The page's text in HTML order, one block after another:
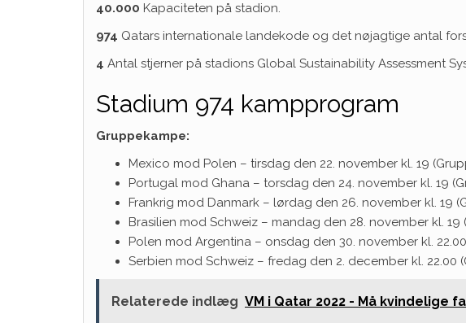
40.000 Kapaciteten på stadion.
974 Qatars internationale landekode og det nøjagtige antal
4 Antal stjerner på stadions Global Sustainability Assessment
Stadium 974 kampprogram
Gruppekampe:
Mexico mod Polen – tirsdag den 22. november kl. 19
Portugal mod Ghana – torsdag den 24. november kl. 19
Frankrig mod Danmark – lørdag den 26. november kl. 19
Brasilien mod Schweiz – mandag den 28. november kl. 19
Polen mod Argentina – onsdag den 30. november kl.
Serbien mod Schweiz – fredag ​​den 2. december kl. 22.00
Relaterede indlæg VM i Qatar 2022 - Må kvindelige